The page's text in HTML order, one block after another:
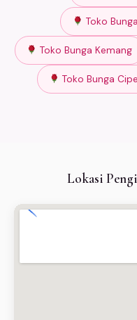
Toko
Toko Bunga Kemang
Toko Bunga
Lokasi